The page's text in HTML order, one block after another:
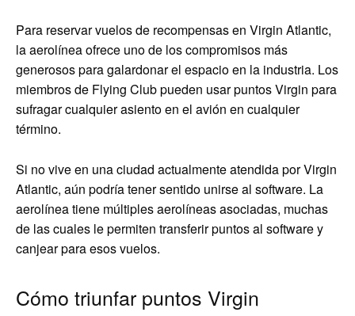
Para reservar vuelos de recompensas en Virgin Atlantic,
la aerolínea ofrece uno de los compromisos más
generosos para galardonar el espacio en la industria. Los
miembros de Flying Club pueden usar puntos Virgin para
sufragar cualquier asiento en el avión en cualquier
término.
Si no vive en una ciudad actualmente atendida por Virgin
Atlantic, aún podría tener sentido unirse al software. La
aerolínea tiene múltiples aerolíneas asociadas, muchas
de las cuales le permiten transferir puntos al software y
canjear para esos vuelos.
Cómo triunfar puntos Virgin